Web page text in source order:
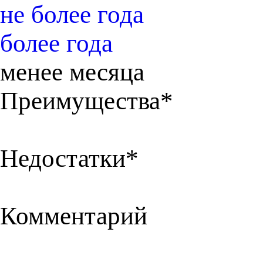
не более года
более года
менее месяца
Преимущества*
Недостатки*
Комментарий